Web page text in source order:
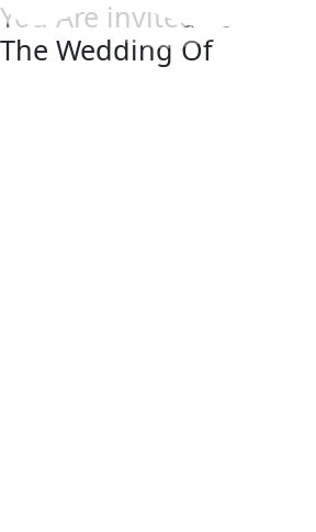
You Are invited To
The Wedding Of